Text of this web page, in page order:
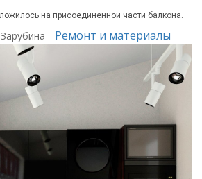
на присоединенной части балкона.
Ремонт и материалы